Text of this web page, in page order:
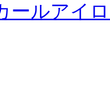
ールアイ